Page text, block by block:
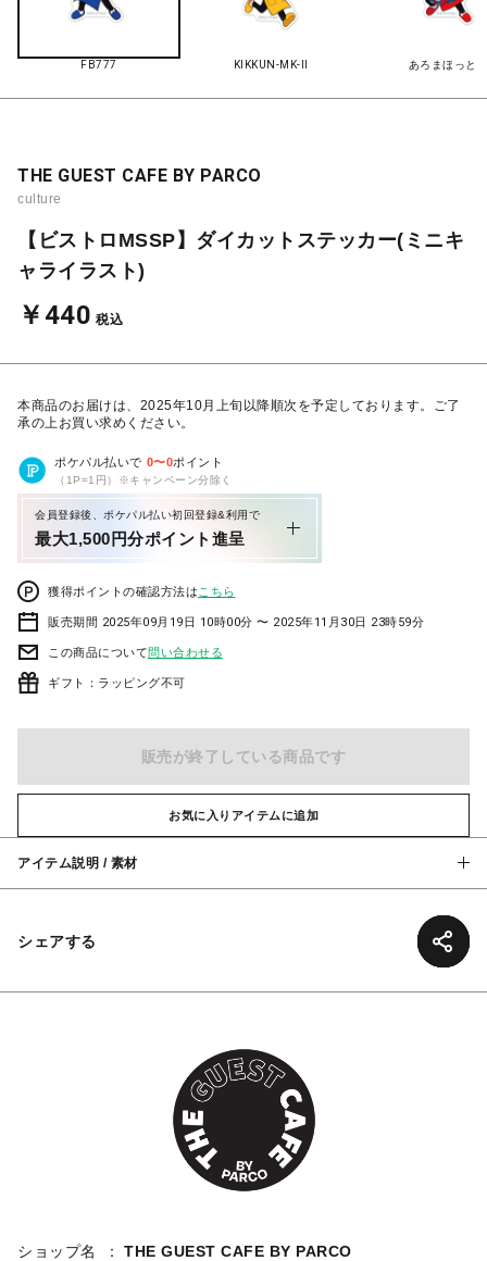
FB777 KIKKUN-MK-II あろまほっと
THE GUEST CAFE BY PARCO
culture
【ビストロMSSP】ダイカットステッカー(ミニキ
ャライラスト)
￥440 税込
本商品のお届けは、2025年10月上旬以降順次を予定しております。ご了
承の上お買い求めください。
ポケパル払いで 0〜0ポイント
（1P=1円）※キャンペーン分除く
会員登録後、ポケパル払い初回登録&利用で
最大1,500円分ポイント進呈
獲得ポイントの確認方法は こちら
販売期間 2025年09月19日 10時00分 〜 2025年11月30日 23時59分
この商品について問い合わせる
ギフト：ラッピング不可
販売が終了している商品です
お気に入りアイテムに追加
アイテム説明 / 素材
シェアする
ショップ名
THE GUEST CAFE BY PARCO